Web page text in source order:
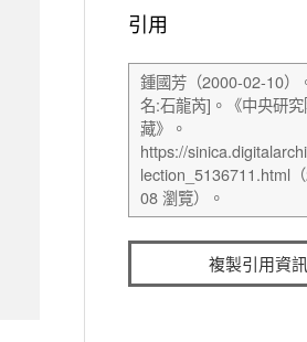
引用
複製引用資訊